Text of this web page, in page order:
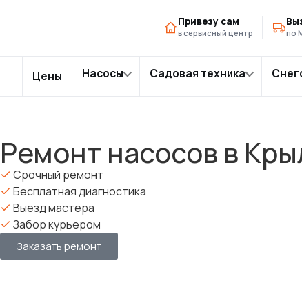
Ремонт
Привезу сам
в сервисный центр по
Цены Насосы Садовая техника
Ремонт насосов в
Срочный ремонт
Бесплатная диагностика
Выезд мастера
Забор курьером
Заказать ремонт